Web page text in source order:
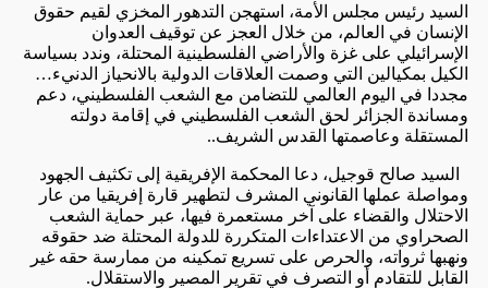
السيد رئيس مجلس الأمة، استهجن التدهور المخزي لقيم حقوق
الإنسان في العالم، من خلال العجز عن توقيف العدوان
الإسرائيلي على غزة والأراضي الفلسطينية المحتلة، وندد بسياسة
الكيل بمكيالين التي وصمت العلاقات الدولية بالانحياز الدنيء…
مجددا في اليوم العالمي للتضامن مع الشعب الفلسطيني، دعم
ومساندة الجزائر لحق الشعب الفلسطيني في إقامة دولته
المستقلة وعاصمتها القدس الشريف..
السيد صالح قوجيل، دعا المحكمة الإفريقية إلى تكثيف الجهود
ومواصلة عملها القانوني المشرف لتطهير قارة إفريقيا من عار
الاحتلال والقضاء على آخر مستعمرة فيها، عبر حماية الشعب
الصحراوي من الاعتداءات المتكررة للدولة المحتلة ضد حقوقه
ونهبها ثرواته، والحرص على تسريع تمكينه من ممارسة حقه غير
القابل للتقادم أو التصرف في تقرير المصير والاستقلال.